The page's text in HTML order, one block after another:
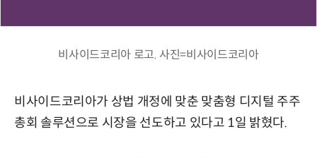
비사이드코리아 로고. 사진=비사이드코리아
비사이드코리아가 상법 개정에 맞춘 맞춤형 디지털 주주
총회 솔루션으로 시장을 선도하고 있다고 1일 밝혔다.